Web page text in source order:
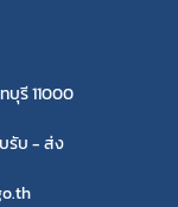
รี 11000
รับ - ส่ง